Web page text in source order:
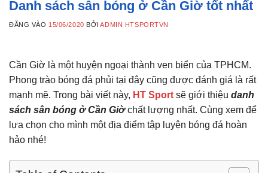
Danh sách sân bóng ở Cần Giờ tốt nhất
ĐĂNG VÀO 15/06/2020 BỞIADMIN HTSPORTVN
Cần Giờ là một huyện ngoại thành ven biển của TPHCM.
Phong trào bóng đá phủi tại đây cũng được đánh giá là rất
mạnh mẽ. Trong bài viết này, HT Sport sẽ giới thiệu danh
sách sân bóng ở Cần Giờchất lượng nhất. Cùng xem để
lựa chọn cho mình một địa điểm tập luyện bóng đá hoàn
hảo nhé!